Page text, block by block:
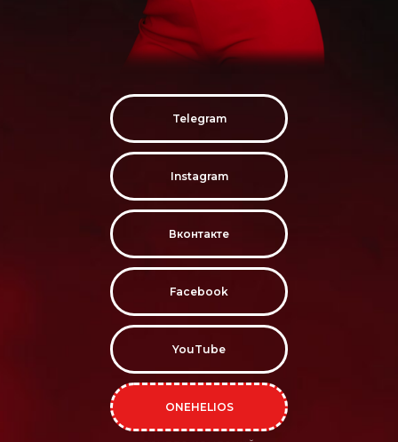
Telegram
Instagram
Вконтакте
Facebook
YouTube
ONEHELIOS